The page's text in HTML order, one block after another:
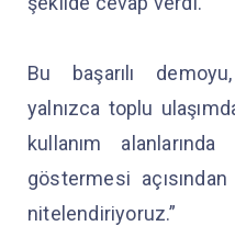
Bu başarılı
yalnızca toplu
kullanım
göstermesi
nitelendiriyoruz.”